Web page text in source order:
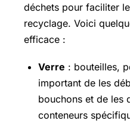
déchets pour faciliter
recyclage. Voici
efficace :
Verre : bouteilles,
important de les
bouchons et de les
conteneurs